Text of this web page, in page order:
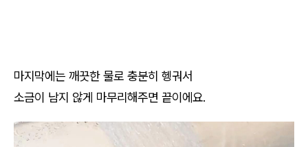
마지막에는 깨끗한 물로 충분히 헹궈서
소금이 남지 않게 마무리해주면 끝이에요.